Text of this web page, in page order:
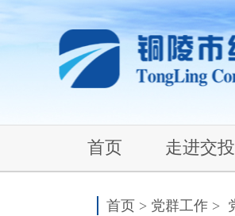
首页 走进交投
首页 > 党群工作 >